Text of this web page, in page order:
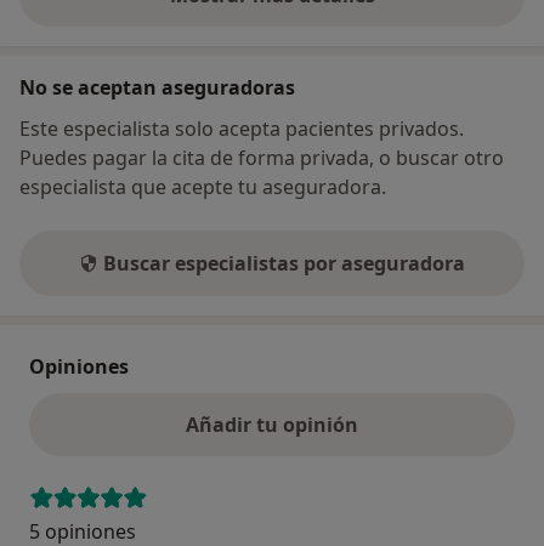
sobre la dirección
No se aceptan aseguradoras
Este especialista solo acepta pacientes privados.
Puedes pagar la cita de forma privada, o buscar otro
especialista que acepte tu aseguradora.
Buscar especialistas por aseguradora
Opiniones
Añadir tu opinión
5 opiniones